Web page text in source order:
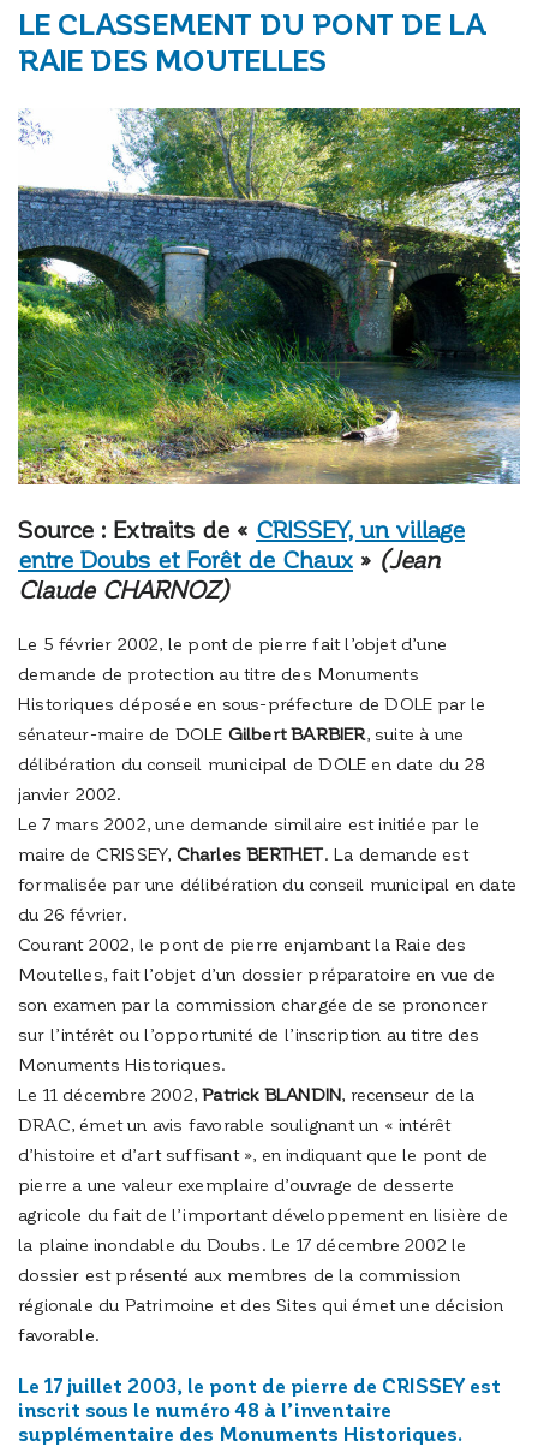
LE CLASSEMENT DU PONT DE LA
RAIE DES MOUTELLES
Source : Extraits de « CRISSEY, un village
entre Doubs et Forêt de Chaux » (Jean
Claude CHARNOZ)
Le 5 février 2002, le pont de pierre fait l’objet d’une
demande de protection au titre des Monuments
Historiques déposée en sous-préfecture de DOLE par le
sénateur-maire de DOLE Gilbert BARBIER, suite à une
délibération du conseil municipal de DOLE en date du 28
janvier 2002.
Le 7 mars 2002, une demande similaire est initiée par le
maire de CRISSEY, Charles BERTHET. La demande est
formalisée par une délibération du conseil municipal en date
du 26 février.
Courant 2002, le pont de pierre enjambant la Raie des
Moutelles, fait l’objet d’un dossier préparatoire en vue de
son examen par la commission chargée de se prononcer
sur l’intérêt ou l’opportunité de l’inscription au titre des
Monuments Historiques.
Le 11 décembre 2002,Patrick BLANDIN, recenseur de la
DRAC, émet un avis favorable soulignant un « intérêt
d’histoire et d’art suffisant », en indiquant que le pont de
pierre a une valeur exemplaire d’ouvrage de desserte
agricole du fait de l’important développement en lisière de
la plaine inondable du Doubs. Le 17 décembre 2002 le
dossier est présenté aux membres de la commission
régionale du Patrimoine et des Sites qui émet une décision
favorable.
Le 17 juillet 2003, le pont de pierre de CRISSEY est
inscrit sous le numéro 48 à l’inventaire
supplémentaire des Monuments Historiques.